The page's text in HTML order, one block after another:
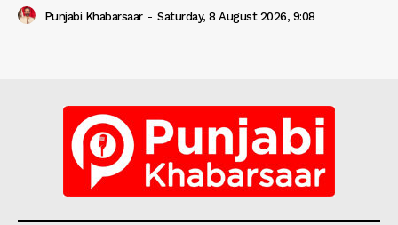
Punjabi Khabarsaar - Saturday, 8 August 2026, 9:08